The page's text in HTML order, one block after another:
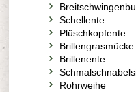
Schellente
Plüschkopfente
Brillengrasmücke
Brillenente
Rohrweihe